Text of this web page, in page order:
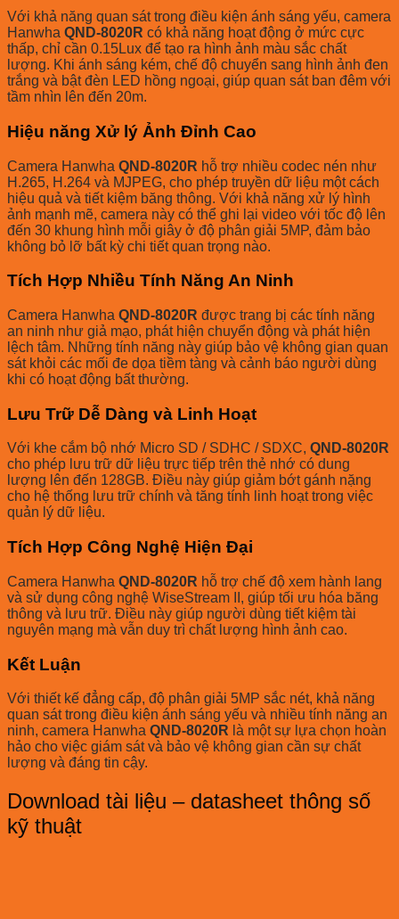
Với khả năng quan sát trong điều kiện ánh sáng yếu, camera
Hanwha QND-8020R có khả năng hoạt động ở mức cực
thấp, chỉ cần 0.15Lux để tạo ra hình ảnh màu sắc chất
lượng. Khi ánh sáng kém, chế độ chuyển sang hình ảnh đen
trắng và bật đèn LED hồng ngoại, giúp quan sát ban đêm với
tầm nhìn lên đến 20m.
Hiệu năng Xử lý Ảnh Đỉnh Cao
Camera Hanwha QND-8020R hỗ trợ nhiều codec nén như
H.265, H.264 và MJPEG, cho phép truyền dữ liệu một cách
hiệu quả và tiết kiệm băng thông. Với khả năng xử lý hình
ảnh mạnh mẽ, camera này có thể ghi lại video với tốc độ lên
đến 30 khung hình mỗi giây ở độ phân giải 5MP, đảm bảo
không bỏ lỡ bất kỳ chi tiết quan trọng nào.
Tích Hợp Nhiều Tính Năng An Ninh
Camera Hanwha QND-8020R được trang bị các tính năng
an ninh như giả mạo, phát hiện chuyển động và phát hiện
lệch tâm. Những tính năng này giúp bảo vệ không gian quan
sát khỏi các mối đe dọa tiềm tàng và cảnh báo người dùng
khi có hoạt động bất thường.
Lưu Trữ Dễ Dàng và Linh Hoạt
Với khe cắm bộ nhớ Micro SD / SDHC / SDXC, QND-8020R
cho phép lưu trữ dữ liệu trực tiếp trên thẻ nhớ có dung
lượng lên đến 128GB. Điều này giúp giảm bớt gánh nặng
cho hệ thống lưu trữ chính và tăng tính linh hoạt trong việc
quản lý dữ liệu.
Tích Hợp Công Nghệ Hiện Đại
Camera Hanwha QND-8020R hỗ trợ chế độ xem hành lang
và sử dụng công nghệ WiseStream II, giúp tối ưu hóa băng
thông và lưu trữ. Điều này giúp người dùng tiết kiệm tài
nguyên mạng mà vẫn duy trì chất lượng hình ảnh cao.
Kết Luận
Với thiết kế đẳng cấp, độ phân giải 5MP sắc nét, khả năng
quan sát trong điều kiện ánh sáng yếu và nhiều tính năng an
ninh, camera Hanwha QND-8020R là một sự lựa chọn hoàn
hảo cho việc giám sát và bảo vệ không gian cần sự chất
lượng và đáng tin cậy.
Download tài liệu – datasheet thông số
kỹ thuật